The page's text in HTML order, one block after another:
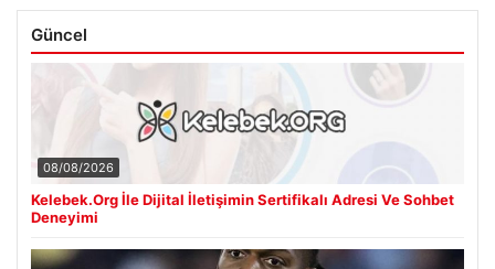
Güncel
08/08/2026
Kelebek.Org İle Dijital İletişimin Sertifikalı Adresi Ve Sohbet
Deneyimi